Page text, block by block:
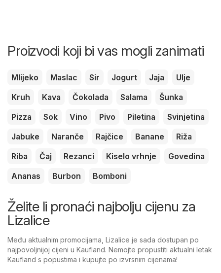
Proizvodi koji bi vas mogli zanimati
Mlijeko Maslac Sir Jogurt Jaja
Ulje
Kruh
Kava Čokolada Salama
Šunka
Pizza
Sok Vino Pivo Piletina
Svinjetina
Jabuke
Naranče Rajčice Banane
Riža
Riba
Čaj Rezanci Kiselo vrhnje
Govedina
Ananas
Burbon Bomboni
Želite li pronaći najbolju cijenu za
Lizalice
Među aktualnim promocijama, Lizalice je sada dostupan po
najpovoljnijoj cijeni u Kaufland. Nemojte propustiti aktualni letak
Kaufland s popustima i kupujte po izvrsnim cijenama!